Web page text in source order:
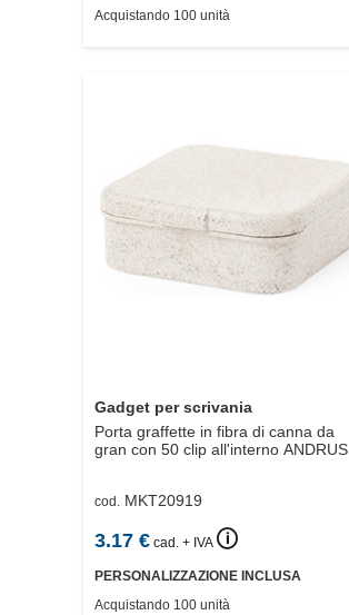
Acquistando 100 unità
Gadget per scrivania
Porta graffette in fibra di canna da
gran con 50 clip all'interno ANDRUS
cod. MKT20919
3.17 € cad. + IVA 🛈
PERSONALIZZAZIONE INCLUSA
Acquistando 100 unità